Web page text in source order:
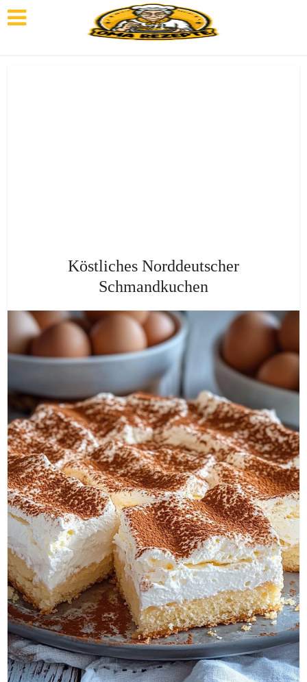
Köstliches Norddeutscher
Schmandkuchen